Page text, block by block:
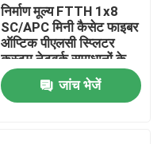
निर्माण मूल्य FTTH 1x8
SC/APC मिनी कैसेट फाइबर
ऑप्टिक पीएलसी स्प्लिटर
कस्टम नेटवर्क समाधानों के
लिए तरंग दैर्ध्य 1260-
1650nm जांच भेजें